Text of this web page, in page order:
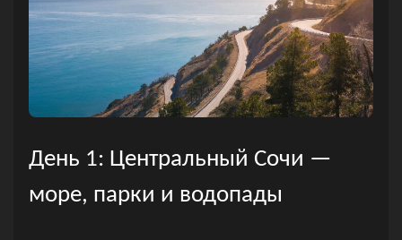
День 1: Центральный Сочи —
море, парки и водопады